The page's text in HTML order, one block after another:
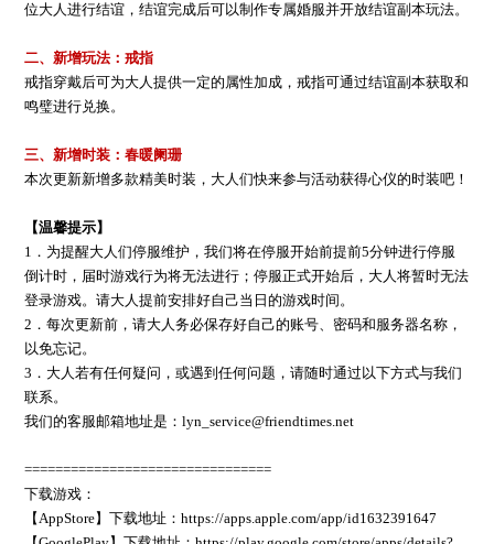
位大人进行结谊，结谊完成后可以制作专属婚服并开放结谊副本玩法。
二、新增玩法：戒指
戒指穿戴后可为大人提供一定的属性加成，戒指可通过结谊副本获取和
鸣璧进行兑换。
三、新增时装：春暖阑珊
本次更新新增多款精美时装，大人们快来参与活动获得心仪的时装吧！
【温馨提示】
1．为提醒大人们停服维护，我们将在停服开始前提前5分钟进行停服
倒计时，届时游戏行为将无法进行；停服正式开始后，大人将暂时无法
登录游戏。请大人提前安排好自己当日的游戏时间。
2．每次更新前，请大人务必保存好自己的账号、密码和服务器名称，
以免忘记。
3．大人若有任何疑问，或遇到任何问题，请随时通过以下方式与我们
联系。
我们的客服邮箱地址是：lyn_service@friendtimes.net
================================
下载游戏：
【AppStore】下载地址：https://apps.apple.com/app/id1632391647